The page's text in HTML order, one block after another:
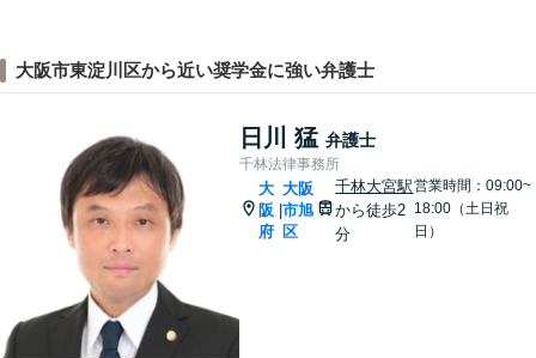
大阪市東淀川区から近い奨学金に強い弁護士
日川 猛 弁護士
千林法律事務所
大
阪
府
|
大阪
市旭
区
千林大宮駅
から徒歩2
分
営業時間：09:00~
18:00（土日祝
日）